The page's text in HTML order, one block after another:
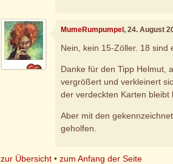
MumeRumpumpel, 24. August
Nein, kein 15-Zöller. 18 sind
Danke für den Tipp Helmut,
vergrößert und verkleinert
der verdeckten Karten bleibt
Aber mit den
geholfen.
zur Übersicht •zum Anfang der Seite